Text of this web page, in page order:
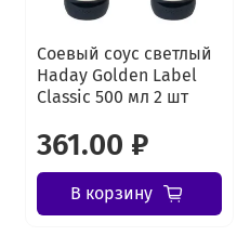
Соевый соус светлый
Haday Golden Label
Classic 500 мл 2 шт
361.00 ₽
В корзину